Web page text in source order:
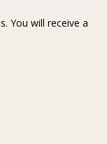
You will receive a